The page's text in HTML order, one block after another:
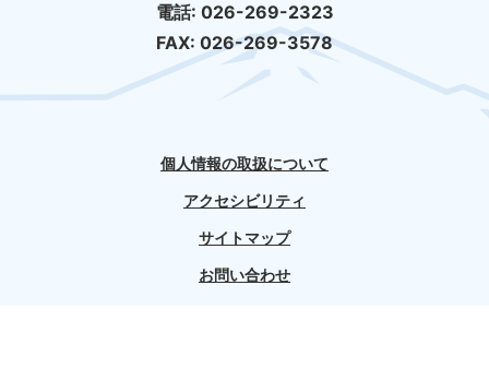
電話: 026-269-2323
FAX: 026-269-3578
個人情報の取扱について
アクセシビリティ
サイトマップ
お問い合わせ